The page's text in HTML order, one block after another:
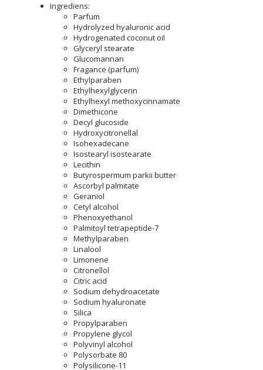
Ingrediens:
Parfum
Hydrolyzed hyaluronic acid
Hydrogenated coconut oil
Glyceryl stearate
Glucomannan
Fragance (parfum)
Ethylparaben
Ethylhexylglycerin
Ethylhexyl methoxycinnamate
Dimethicone
Decyl glucoside
Hydroxycitronellal
Isohexadecane
Isostearyl isostearate
Lecithin
Butyrospermum parkii butter
Ascorbyl palmitate
Geraniol
Cetyl alcohol
Phenoxyethanol
Palmitoyl tetrapeptide-7
Methylparaben
Linalool
Limonene
Citronellol
Citric acid
Sodium dehydroacetate
Sodium hyaluronate
Silica
Propylparaben
Propylene glycol
Polyvinyl alcohol
Polysorbate 80
Polysilicone-11